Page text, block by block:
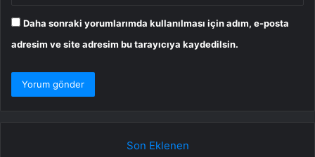
Daha sonraki yorumlarımda kullanılması için adım, e-posta
adresim ve site adresim bu tarayıcıya kaydedilsin.
Son Eklenen